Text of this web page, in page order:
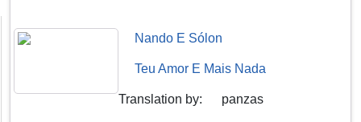
Nando E Sólon
Teu Amor E Mais Nada
Translation by: panzas